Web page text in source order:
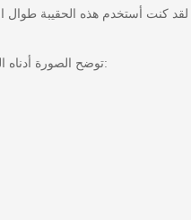
كنت أستخدم هذه الحقيبة طوال
توضح الصورة أدناه الوضع حول فغرة السيدة لو: